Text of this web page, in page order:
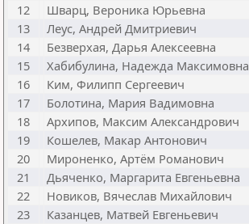
12
Шварц, Вероника Юрьевна
13
Леус, Андрей Дмитриевич
14
Безверхая, Дарья Алексеевна
15
Хабибулина, Надежда Максимовна
16
Ким, Филипп Сергеевич
17
Болотина, Мария Вадимовна
18
Архипов, Максим Александрович
19
Кошелев, Макар Антонович
20
Мироненко, Артём Романович
21
Дьяченко, Маргарита Евгеньевна
22
Новиков, Вячеслав Михайлович
23
Казанцев, Матвей Евгеньевич